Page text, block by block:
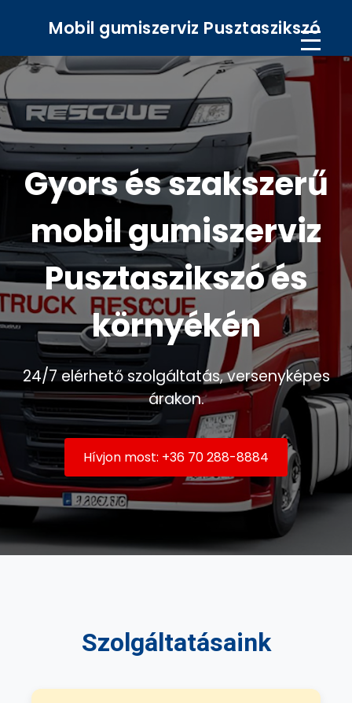
Mobil gumiszerviz Pusztaszikszó
Gyors és szakszerű
mobil gumiszerviz
Pusztaszikszó és
környékén
24/7 elérhető szolgáltatás, versenyképes
árakon.
Hívjon most: +36 70 288-8884
Szolgáltatásaink